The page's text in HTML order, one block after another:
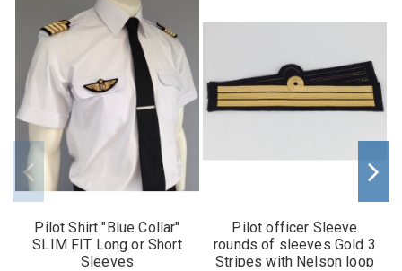
Pilot Shirt "Blue Collar"
SLIM FIT Long or Short
Sleeves
Pilot officer Sleeve
rounds of sleeves Gold 3
Stripes with Nelson loop